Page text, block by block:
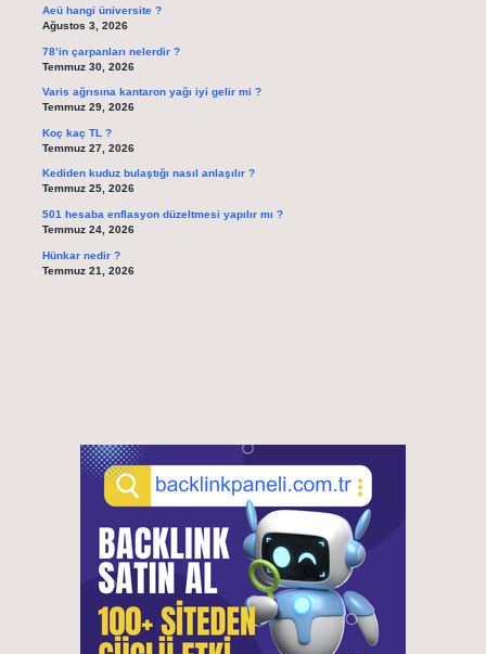
Aeü hangi üniversite ?
Ağustos 3, 2026
78’in çarpanları nelerdir ?
Temmuz 30, 2026
Varis ağrısına kantaron yağı iyi gelir mi ?
Temmuz 29, 2026
Koç kaç TL ?
Temmuz 27, 2026
Kediden kuduz bulaştığı nasıl anlaşılır ?
Temmuz 25, 2026
501 hesaba enflasyon düzeltmesi yapılır mı ?
Temmuz 24, 2026
Hünkar nedir ?
Temmuz 21, 2026